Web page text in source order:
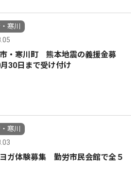
寒川
・寒川町 熊本地震の義援金募
30日まで受け付け
寒川
ガ体験募集 勤労市民会館で全５